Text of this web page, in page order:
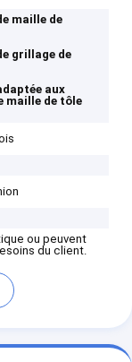
maille de
grillage de
aux
maille de tôle
ou peuvent
du client.